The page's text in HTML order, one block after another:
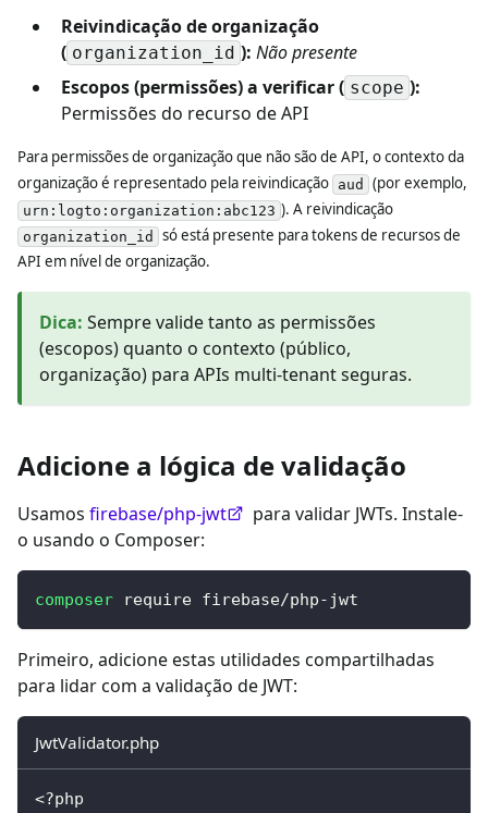
Reivindicação de organização
( organization_id ): Não presente
Escopos (permissões) a verificar ( scope ):
Permissões do recurso de API
Para permissões de organização que não são de API, o contexto da
organização é representado pela reivindicação aud (por exemplo,
urn:logto:organization:abc123 ). A reivindicação
organization_id
só está presente para tokens de recursos de
API em nível de organização.
Dica: Sempre valide tanto as permissões
(escopos) quanto o contexto (público,
organização) para APIs multi-tenant seguras.
Adicione a lógica de validação
Usamos firebase/php-jwt
para validar JWTs. Instale-
o usando o Composer:
composer require firebase/php-jwt
Primeiro, adicione estas utilidades compartilhadas
para lidar com a validação de JWT:
JwtValidator.php
<?php